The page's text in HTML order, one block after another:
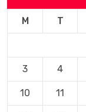
M T
3 4
10 11